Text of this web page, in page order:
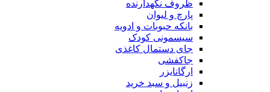
ظروف نگهدارنده
پارچ و لیوان
بانکه حبوبات و ادویه
سیسمونی کودک
جای دستمال کاغذی
جاکفشی
ارگانایزر
زنبیل و سبد خرید